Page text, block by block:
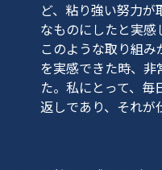
ど、粘り強い努力
なものにしたと実感
このような取り組
を実感できた時、
た。私にとって、毎
返しであり、それが